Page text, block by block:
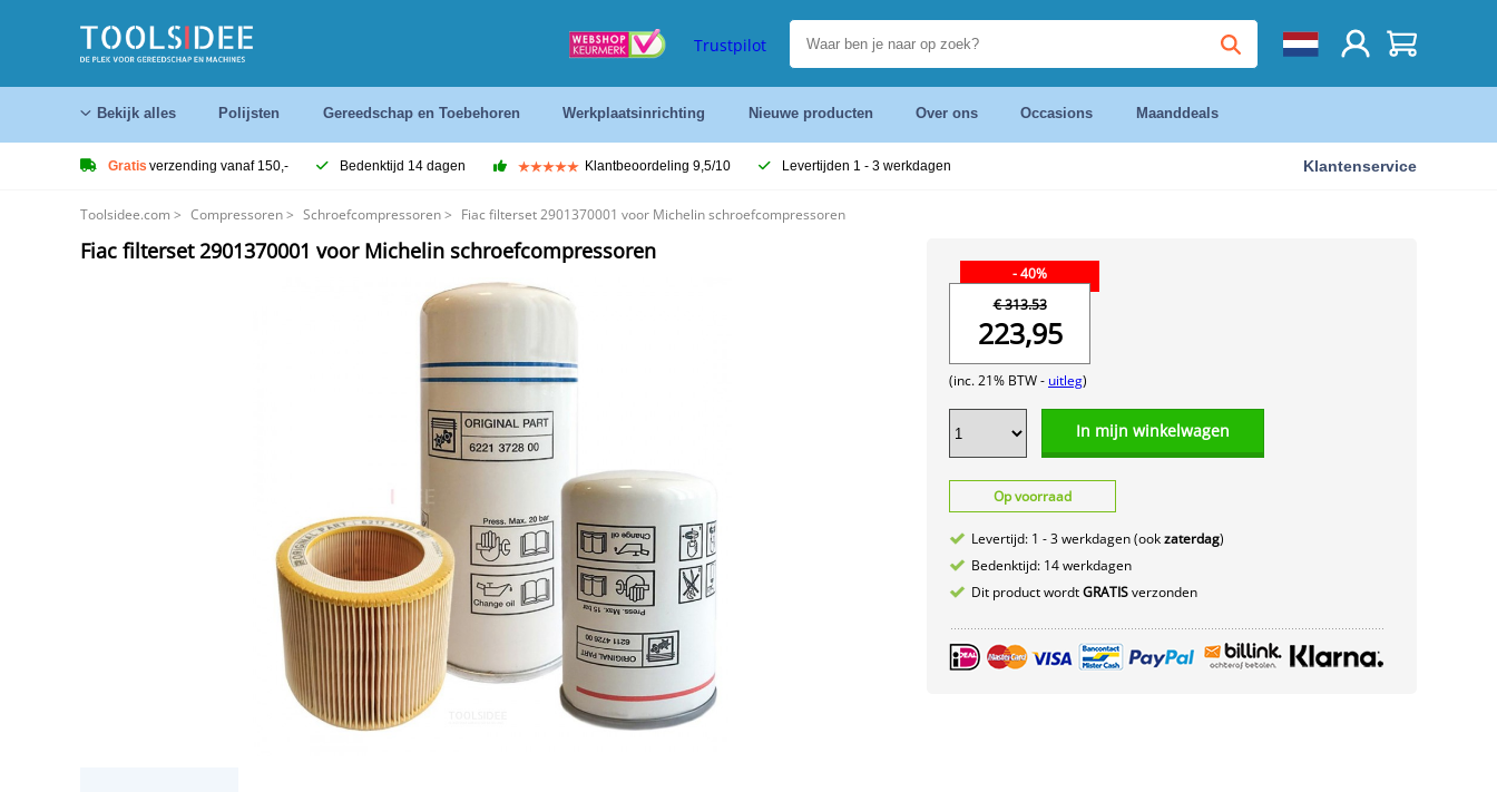
Trustpilot
Bekijk alles Polijsten Gereedschap en Toebehoren Werkplaatsinrichting Nieuwe producten Over ons Occasions Maanddeals
Gratis verzending vanaf 150,- Bedenktijd 14 dagen Klantbeoordeling 9,5/10 Levertijden 1 - 3 werkdagen Klantenservice
Toolsidee.com > Compressoren> Schroefcompressoren> Fiac filterset 2901370001 voor Michelin schroefcompressoren
Fiac filterset 2901370001 voor Michelin schroefcompressoren
- 40%
€ 313.53
223,95
(inc. 21% BTW - uitleg)
In mijn winkelwagen
Op voorraad
Levertijd: 1 - 3 werkdagen (ookzaterdag)
Bedenktijd: 14 werkdagen
Dit product wordtGRATISverzonden